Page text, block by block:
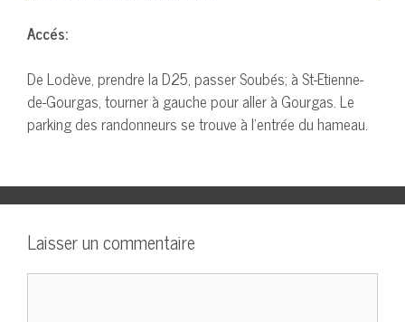
Accés:
De Lodève, prendre la D25, passer Soubés; à St-Etienne-
de-Gourgas, tourner à gauche pour aller à Gourgas. Le
parking des randonneurs se trouve à l’entrée du hameau.
Laisser un commentaire
Commentaire